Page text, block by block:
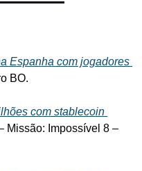
Espanha com jogadores
BO.
com stablecoin
Missão: Impossível 8 –